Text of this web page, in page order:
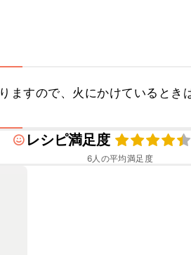
ますので、火にかけているとき
レシピ満足度
6人の平均満足度